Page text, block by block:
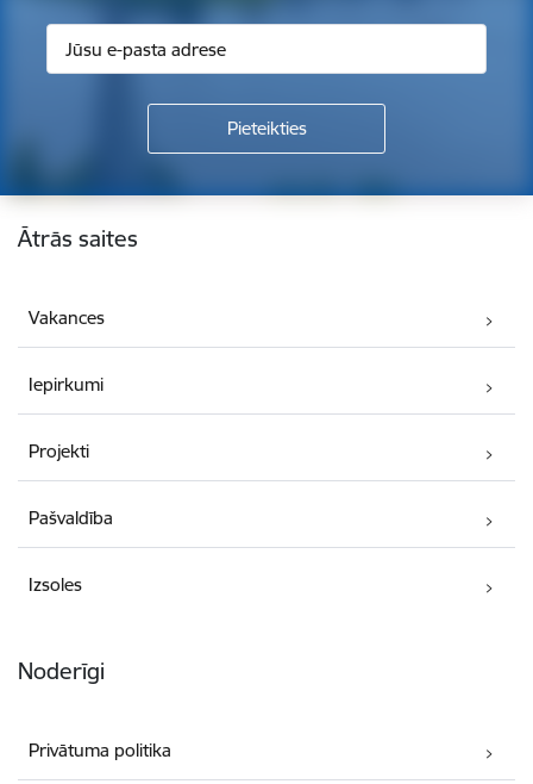
Kājene
Ātrās saites
Vakances
Iepirkumi
Projekti
Pašvaldība
Izsoles
Noderīgi
Privātuma politika